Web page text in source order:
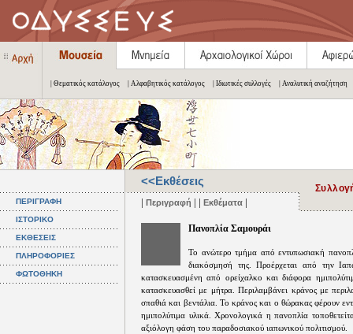
| Θεματικός κατάλογος | Αλφαβητικός κατάλογος | Ιδιωτικές συλλογές | Αναλυτική αναζήτηση
ΠΕΡΙΓΡΑΦΗ
ΙΣΤΟΡΙΚΟ
ΕΚΘΕΣΕΙΣ
ΠΛΗΡΟΦΟΡΙΕΣ
ΦΩΤΟΘΗΚΗ
<<Εκθέσεις
| Περιγραφή | | Εκθέματα |
Πανοπλία Σαμουράι
Το ανώτερο τμήμα από εντυπωσιακή
διακόσμησή της. Προέρχεται από την
κατασκευασμένη από ορείχαλκο και διάφορα
κατασκευασθεί με μήτρα. Περιλαμβάνει κράνος με
σπαθιά και βεντάλια. Το κράνος και ο θώρακας φέρουν
ημιπολύτιμα υλικά. Χρονολογικά η πανοπλία
αξιόλογη φάση του παραδοσιακού ιαπωνικού πολιτισμού.